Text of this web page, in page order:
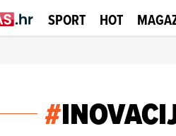
SPORT HOT
#